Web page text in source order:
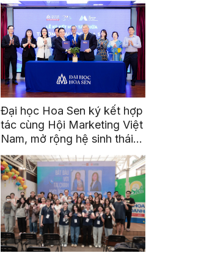
Đại học Hoa Sen ký kết hợp
tác cùng Hội Marketing Việt
Nam, mở rộng hệ sinh thái
học thuật – nghề nghiệp
cho sinh viên